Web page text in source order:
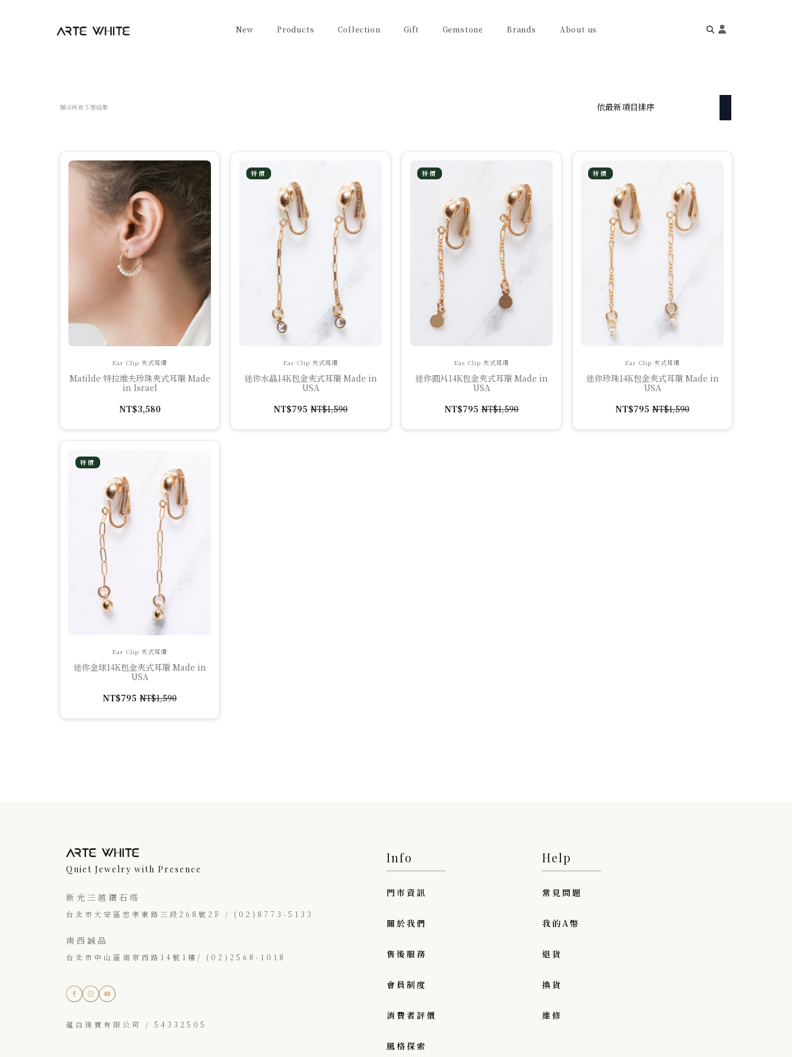
New Products Collection Gift Gemstone Brands About us
顯示所有 5 筆結果依
Ear Clip 夾式耳環
Matilde 特拉維夫珍珠夾式耳環 Made
in Israel
NT$3,580
特價
Ear Clip 夾式耳環
迷你水晶14K包金夾式耳環 Made in
USA
NT$1,590
原
價
NT$795 目
價
特價
Ear Clip 夾式耳環
迷你圓片14K包金夾式耳環 Made in
USA
NT$1,590
原
價
NT$795 目
價
特價
Ear Clip 夾式耳環
迷你珍珠14K包金夾式耳環 Made in
USA
NT$1,590
原
價
NT$795 目
價
特價
Ear Clip 夾式耳環
迷你金球14K包金夾式耳環 Made in
USA
NT$1,590
原
價
NT$795 目
價
Quiet Jewelry with Presence
新光三越鑽石塔
台北市大安區忠孝東路三段268號2F / (02)8773-5133
南西誠品
台北市中山區南京西路14號1樓/ (02)2568-1018
蘊白珠寶有限公司 / 54332505
Info
門市資訊
關於我們
售後服務
會員制度
消費者評價
風格探索
Help
常見問題
我的A幣
退貨
換貨
維修